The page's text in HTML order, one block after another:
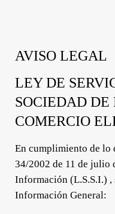
AVISO LEGAL
LEY DE
SOCIEDAD
COMERCIO
En cumplimiento de lo
34/2002 de 11 de julio
Información (L.S.S.I.) ,
Información General: